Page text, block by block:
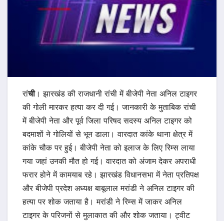
रांची। झारखंड की राजधानी रांची में बीजेपी नेता अनिल टाइगर
की गोली मारकर हत्या कर दी गई। जानकारी के मुताबिक रांची
में बीजेपी नेता और पूर्व जिला परिषद सदस्य अनिल टाइगर को
बदमाशों ने गोलियों से भून डाला। वारदात कांके थाना क्षेत्र में
कांके चौक पर हुई। बीजेपी नेता को इलाज के लिए रिम्स लाया
गया जहां उनकी मौत हो गई। वारदात को अंजाम देकर अपराधी
फरार होने में कामयाब रहे। झारखंड विधानसभा में नेता प्रतिपक्ष
और बीजेपी प्रदेश अध्यक्ष बाबूलाल मरांडी ने अनिल टाइगर की
हत्या पर शोक जताया है। मरांडी ने रिम्स में जाकर अनिल
टाइगर के परिजनों से मुलाकात की और शोक जताया। ट्वीट